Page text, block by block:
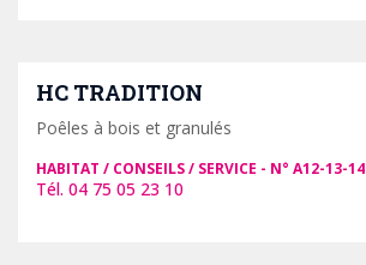
HC TRADITION
Poêles à bois et granulés
HABITAT / CONSEILS / SERVICE A12-13-14
04 75 05 23 10